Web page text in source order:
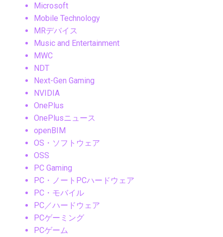
Microsoft
Mobile Technology
MRデバイス
Music and Entertainment
MWC
NDT
Next-Gen Gaming
NVIDIA
OnePlus
OnePlusニュース
openBIM
OS・ソフトウェア
OSS
PC Gaming
PC・ノートPCハードウェア
PC・モバイル
PC／ハードウェア
PCゲーミング
PCゲーム